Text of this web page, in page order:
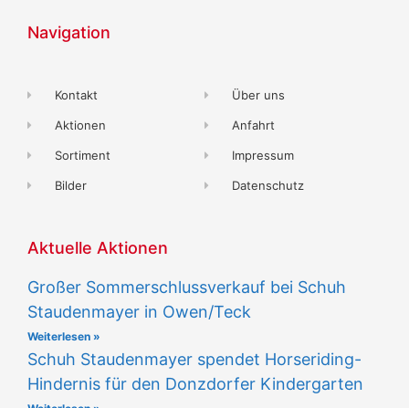
Navigation
Kontakt
Aktionen
Sortiment
Bilder
Über uns
Anfahrt
Impressum
Datenschutz
Aktuelle Aktionen
Großer Sommerschlussverkauf bei Schuh
Staudenmayer in Owen/Teck
Weiterlesen »
Schuh Staudenmayer spendet Horseriding-
Hindernis für den Donzdorfer Kindergarten